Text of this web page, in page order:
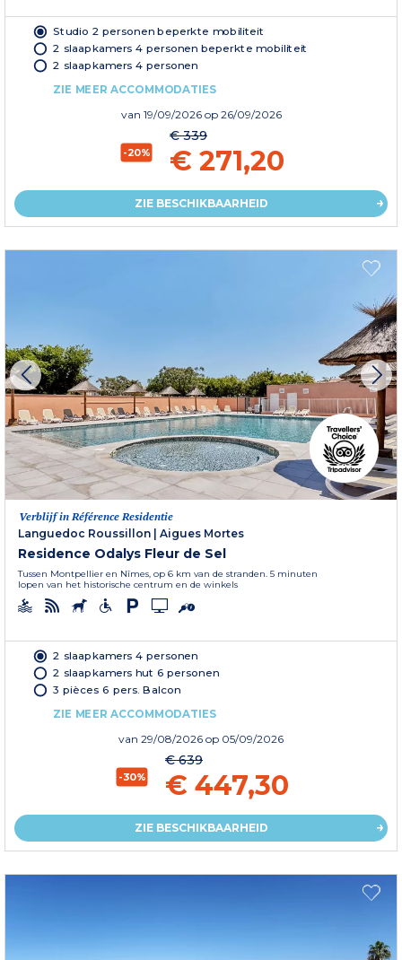
Studio 2 personen beperkte mobiliteit
2 slaapkamers 4 personen beperkte mobiliteit
2 slaapkamers 4 personen
ZIE MEER ACCOMMODATIES
van 19/09/2026 op 26/09/2026
-20%
€ 339
€ 271,20
ZIE BESCHIKBAARHEID
Verblijf in Référence Residentie
Languedoc Roussillon | Aigues Mortes
Residence Odalys Fleur de Sel
Tussen Montpellier en Nîmes, op 6 km van de stranden. 5 minuten
lopen van het historische centrum en de winkels
2 slaapkamers 4 personen
2 slaapkamers hut 6 personen
3 pièces 6 pers. Balcon
ZIE MEER ACCOMMODATIES
van 29/08/2026 op 05/09/2026
-30%
€ 639
€ 447,30
ZIE BESCHIKBAARHEID